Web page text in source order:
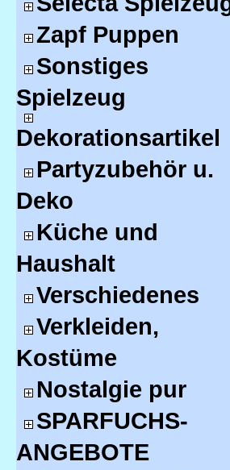
Zapf Puppen
Sonstiges
Spielzeug
Dekorationsartikel
Partyzubehör u.
Deko
Küche und
Haushalt
Verschiedenes
Verkleiden,
Kostüme
Nostalgie pur
SPARFUCHS-
ANGEBOTE